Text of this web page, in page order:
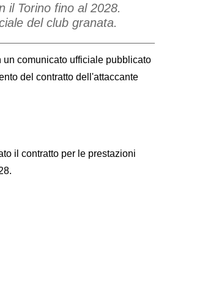
il Torino fino al 2028.
del club granata.
un comunicato ufficiale pubblicato
del contratto dell'attaccante
il contratto per le prestazioni